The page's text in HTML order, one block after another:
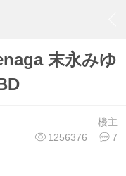
末永みゆ
楼主
1256376
7